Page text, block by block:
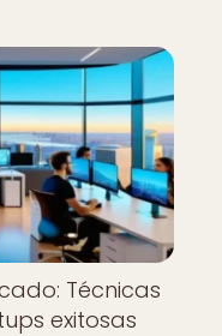
Técnicas
exitosas